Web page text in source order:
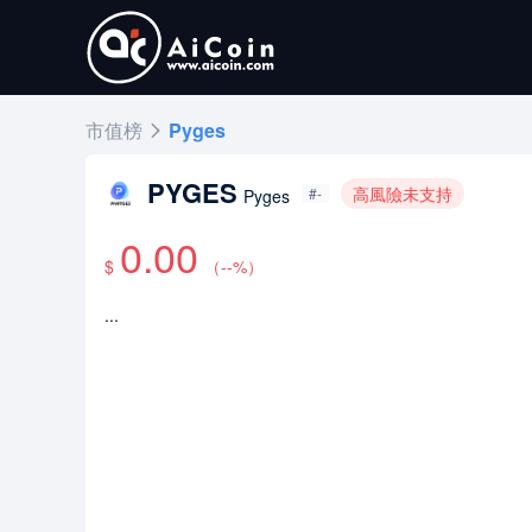
市值榜 Pyges
PYGES Pyges #- 高風險未支持
$ 0.00 （--%）
...